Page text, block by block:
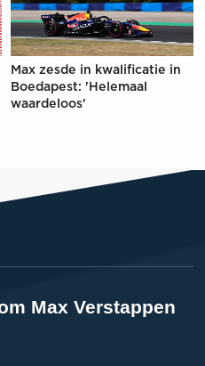
Max zesde in kwalificatie in
Boedapest: 'Helemaal
waardeloos'
Max Verstappen